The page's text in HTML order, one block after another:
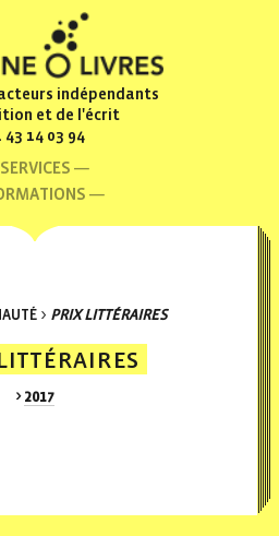
indépendants
et de l'écrit
43 14 03 94
SERVICES
> PRIX LITTÉRAIRES
2017